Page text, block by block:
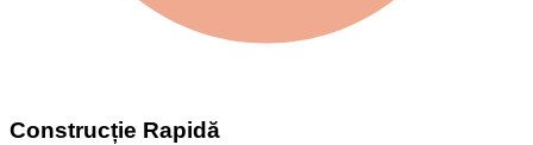
Construcție Rapidă